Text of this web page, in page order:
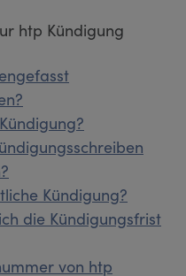
htp Kündigung
Kündigung?
die Kündigungsfrist
von htp